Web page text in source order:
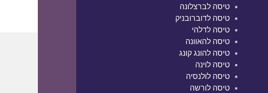
טיסה לברצלונה
טיסה לדוברובניק
טיסה לדלהי
טיסה להאוונה
טיסה להונג קונג
טיסה לוינה
טיסה לולנסיה
טיסה לורשה